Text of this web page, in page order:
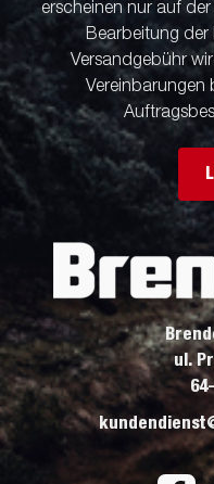
erscheinen nur auf
Bearbeitung der
Versandgebühr
Vereinbarungen
ul.